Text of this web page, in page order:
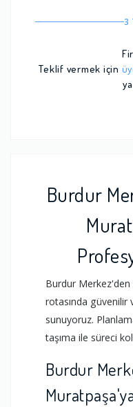
3
Teklif vermek için
Burdur
Burdur
rotasında güvenilir
sunuyoruz.
taşıma ile süreci
Burdur